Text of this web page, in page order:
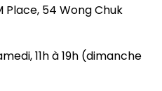
54 Wong Chuk
11h à 19h (dimanche